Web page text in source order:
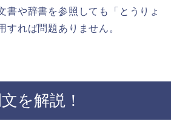
書や辞書を参照しても「とうりょ
すれば問題ありません。
を解説！